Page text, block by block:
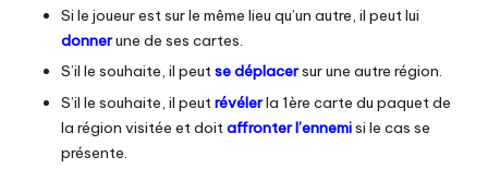
Si le joueur est sur le même lieu qu’un autre, il peut lui
donnerune de ses cartes.
S’il le souhaite, il peutsedéplacersur une autre région.
S’il le souhaite, il peut révélerla 1ère carte du paquet de
la région visitée et doit affronterl’ennemisi le cas se
présente.